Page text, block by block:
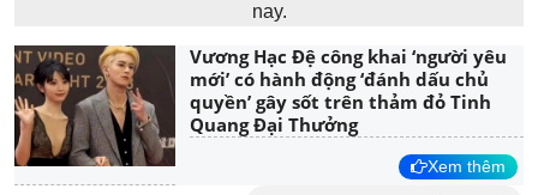
nay.
Vương Hạc Đệ công khai ‘người yêu
mới’ có hành động ‘đánh dấu chủ
quyền’ gây sốt trên thảm đỏ Tinh
Quang Đại Thưởng
Xem thêm